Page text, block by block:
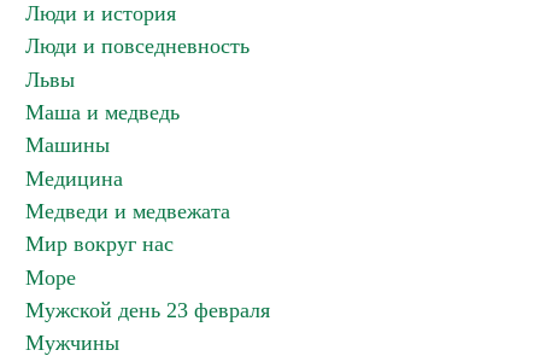
Люди и история
Люди и повседневность
Львы
Маша и медведь
Машины
Медицина
Медведи и медвежата
Мир вокруг нас
Море
Мужской день 23 февраля
Мужчины